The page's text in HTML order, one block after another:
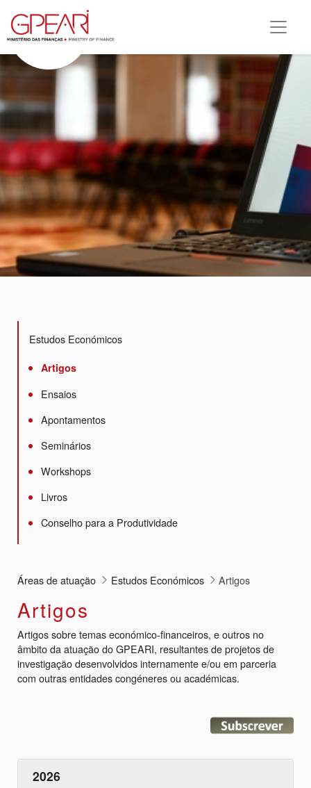
Estudos Económicos
Artigos
Ensaios
Apontamentos
Seminários
Workshops
Livros
Conselho para a Produtividade
Áreas de atuação Estudos Económicos Artigos
Artigos
Artigos sobre temas económico-financeiros, e outros no
âmbito da atuação do GPEARI, resultantes de projetos de
investigação desenvolvidos internamente e/ou em parceria
com outras entidades congéneres ou académicas.
2026